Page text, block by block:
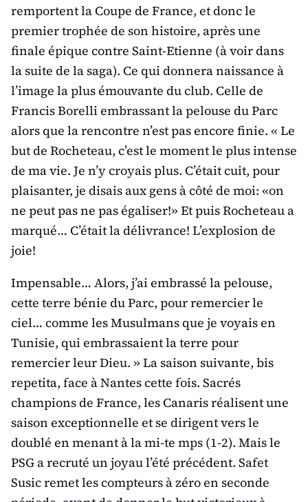
remportent la Coupe de France, et donc le
premier trophée de son histoire, après une
finale épique contre Saint-Etienne (à voir dans
la suite de la saga). Ce qui donnera naissance à
l’image la plus émouvante du club. Celle de
Francis Borelli embrassant la pelouse du Parc
alors que la rencontre n’est pas encore finie. « Le
but de Rocheteau, c’est le moment le plus intense
de ma vie. Je n’y croyais plus. C’était cuit, pour
plaisanter, je disais aux gens à côté de moi: «on
ne peut pas ne pas égaliser!» Et puis Rocheteau a
marqué… C’était la délivrance! L’explosion de
joie!
Impensable… Alors, j’ai embrassé la pelouse,
cette terre bénie du Parc, pour remercier le
ciel… comme les Musulmans que je voyais en
Tunisie, qui embrassaient la terre pour
remercier leur Dieu. » La saison suivante, bis
repetita, face à Nantes cette fois. Sacrés
champions de France, les Canaris réalisent une
saison exceptionnelle et se dirigent vers le
doublé en menant à la mi-te mps (1-2). Mais le
PSG a recruté un joyau l’été précédent. Safet
Susic remet les compteurs à zéro en seconde